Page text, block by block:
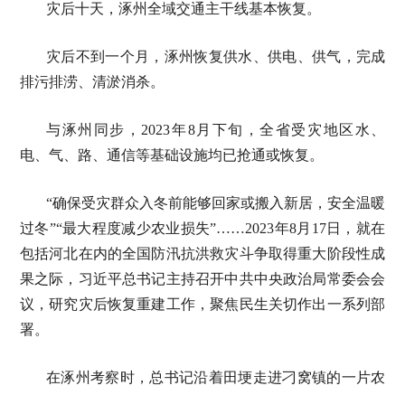
灾后十天，涿州全域交通主干线基本恢复。
灾后不到一个月，涿州恢复供水、供电、供气，完成
排污排涝、清淤消杀。
与涿州同步，2023年8月下旬，全省受灾地区水、
电、气、路、通信等基础设施均已抢通或恢复。
“确保受灾群众入冬前能够回家或搬入新居，安全温暖
过冬”“最大程度减少农业损失”……2023年8月17日，就在
包括河北在内的全国防汛抗洪救灾斗争取得重大阶段性成
果之际，习近平总书记主持召开中共中央政治局常委会会
议，研究灾后恢复重建工作，聚焦民生关切作出一系列部
署。
在涿州考察时，总书记沿着田埂走进刁窝镇的一片农